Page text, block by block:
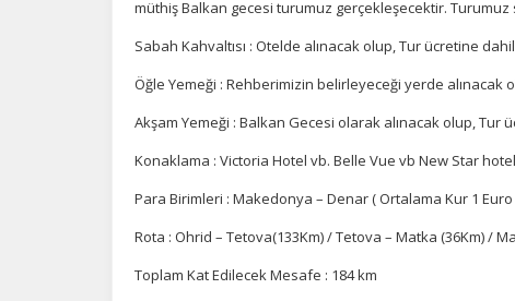
müthiş Balkan gecesi turumuz gerçekleşecektir.
Sabah Kahvaltısı : Otelde alınacak olup, Tur ücretine
Öğle Yemeği : Rehberimizin belirleyeceği yerde alınacak
Akşam Yemeği : Balkan Gecesi olarak alınacak olup, Tur
Konaklama : Victoria Hotel vb. Belle Vue vb New Star
Para Birimleri : Makedonya – Denar ( Ortalama Kur 1 Euro
Rota : Ohrid – Tetova(133Km) / Tetova – Matka (36Km) /
Toplam Kat Edilecek Mesafe : 184 km